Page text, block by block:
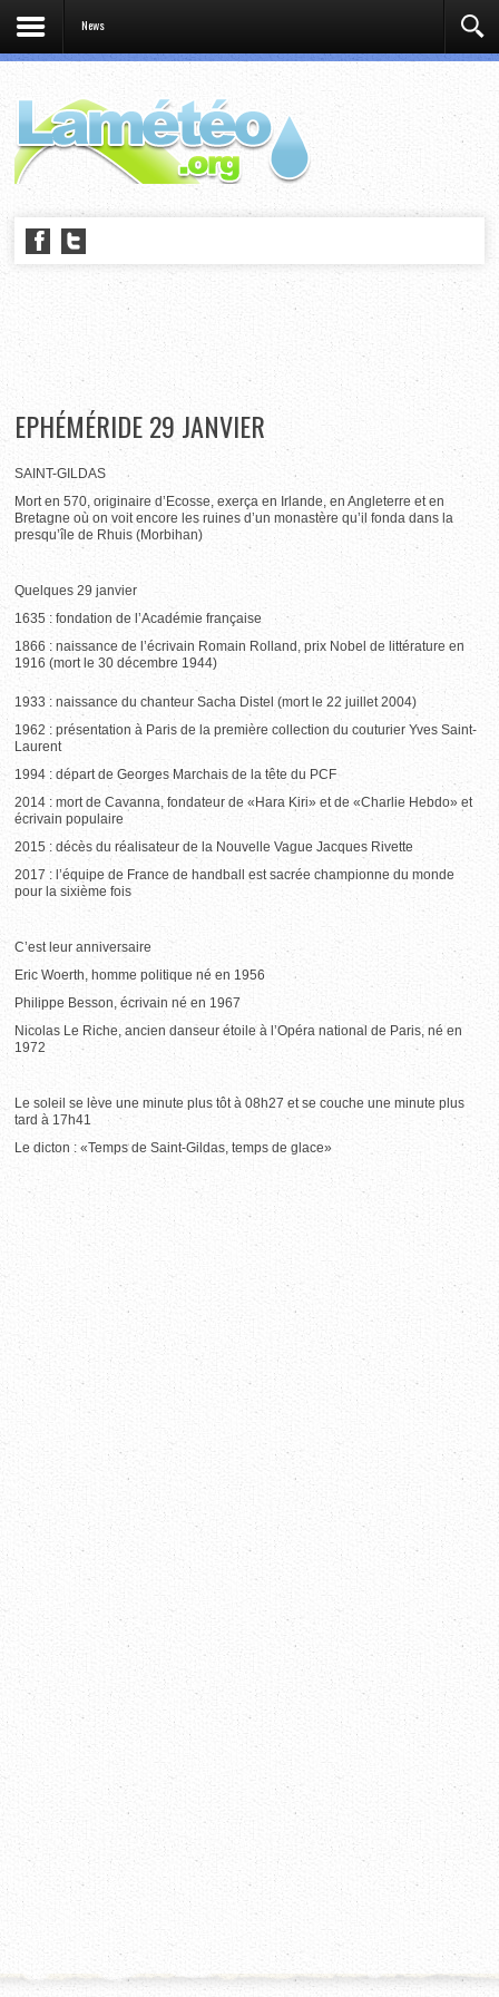
News
EPHÉMÉRIDE 29 JANVIER
SAINT-GILDAS
Mort en 570, originaire d’Ecosse, exerça en Irlande, en Angleterre et en
Bretagne où on voit encore les ruines d’un monastère qu’il fonda dans la
presqu’île de Rhuis (Morbihan)
Quelques 29 janvier
1635 : fondation de l’Académie française
1866 : naissance de l’écrivain Romain Rolland, prix Nobel de littérature en
1916 (mort le 30 décembre 1944)
1933 : naissance du chanteur Sacha Distel (mort le 22 juillet 2004)
1962 : présentation à Paris de la première collection du couturier Yves Saint-
Laurent
1994 : départ de Georges Marchais de la tête du PCF
2014 : mort de Cavanna, fondateur de «Hara Kiri» et de «Charlie Hebdo» et
écrivain populaire
2015 : décès du réalisateur de la Nouvelle Vague Jacques Rivette
2017 : l’équipe de France de handball est sacrée championne du monde
pour la sixième fois
C’est leur anniversaire
Eric Woerth, homme politique né en 1956
Philippe Besson, écrivain né en 1967
Nicolas Le Riche, ancien danseur étoile à l’Opéra national de Paris, né en
1972
Le soleil se lève une minute plus tôt à 08h27 et se couche une minute plus
tard à 17h41
Le dicton : «Temps de Saint-Gildas, temps de glace»